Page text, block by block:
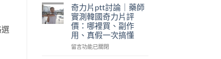
選
奇力片ptt討論｜藥師
實測韓國奇力片評
價：哪裡買、副作
用、真假一次搞懂
在
留言功能已關閉